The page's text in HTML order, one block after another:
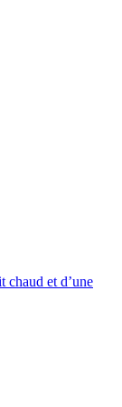
chaud et d’une